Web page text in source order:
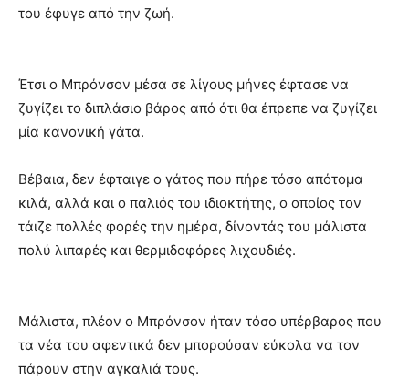
του έφυγε από την ζωή.
Έτσι ο Μπρόνσον μέσα σε λίγους μήνες έφτασε να
ζυγίζει το διπλάσιο βάρος από ότι θα έπρεπε να ζυγίζει
μία κανονική γάτα.
Βέβαια, δεν έφταιγε ο γάτος που πήρε τόσο απότομα
κιλά, αλλά και ο παλιός του ιδιοκτήτης, ο οποίος τον
τάιζε πολλές φορές την ημέρα, δίνοντάς του μάλιστα
πολύ λιπαρές και θερμιδοφόρες λιχουδιές.
Μάλιστα, πλέον ο Μπρόνσον ήταν τόσο υπέρβαρος που
τα νέα του αφεντικά δεν μπορούσαν εύκολα να τον
πάρουν στην αγκαλιά τους.